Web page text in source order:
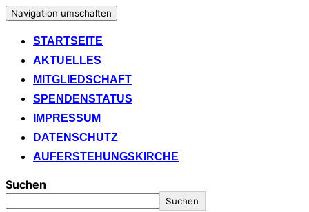
Navigation umschalten
STARTSEITE
AKTUELLES
MITGLIEDSCHAFT
SPENDENSTATUS
IMPRESSUM
DATENSCHUTZ
AUFERSTEHUNGSKIRCHE
Suchen
Suchen